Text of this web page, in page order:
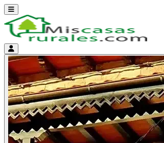
Abrir menú
Menú de cuenta